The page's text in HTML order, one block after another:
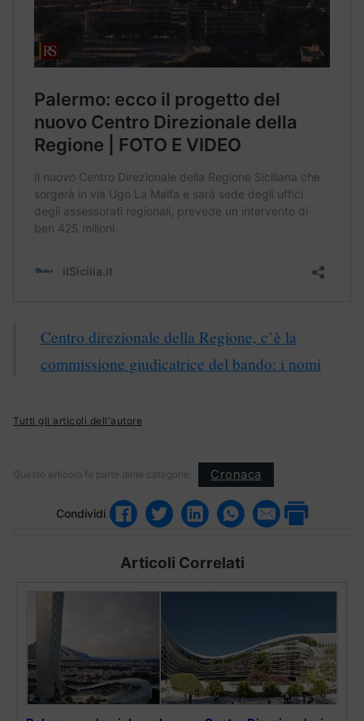
Centro direzionale della Regione, c’è la
commissione giudicatrice del bando: i nomi
Tutti gli articoli dell'autore
Questo articolo fa parte delle categorie: Cronaca
Condividi
Articoli Correlati